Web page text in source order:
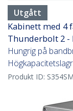
Utgått
Kabinett med 4
Thunderbolt 2 -
Hungrig på
Produkt ID: